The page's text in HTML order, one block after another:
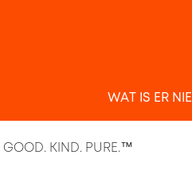
WAT IS ER
GOOD. KIND. PURE.™